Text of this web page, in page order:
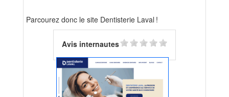
Parcourez donc le site Dentisterie Laval !
Avis internautes